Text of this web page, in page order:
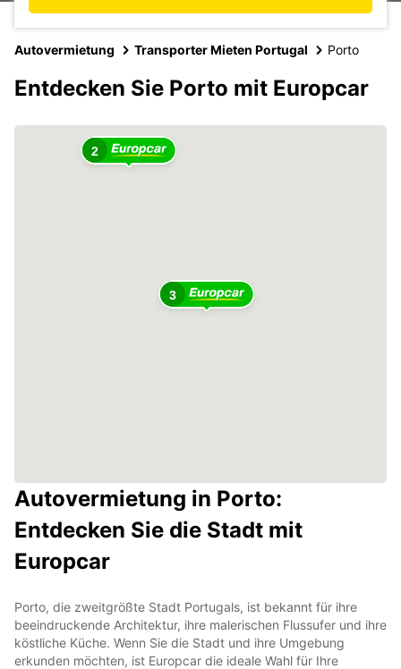
Autovermietung Transporter Mieten Portugal Porto
Entdecken Sie Porto mit Europcar
3
2
Autovermietung in Porto:
Entdecken Sie die Stadt mit
Europcar
Porto, die zweitgrößte Stadt Portugals, ist bekannt für ihre
beeindruckende Architektur, ihre malerischen Flussufer und ihre
köstliche Küche. Wenn Sie die Stadt und ihre Umgebung
erkunden möchten, ist Europcar die ideale Wahl für Ihre